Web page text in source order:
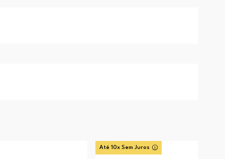
Até 10x Sem Juros